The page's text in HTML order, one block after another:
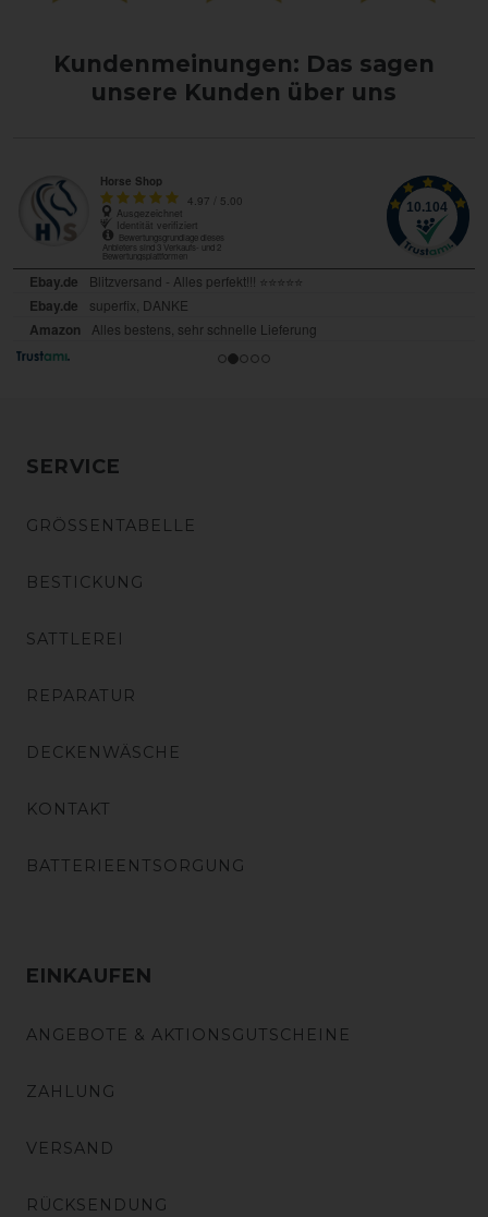
Kundenmeinungen: Das sagen
unsere Kunden über uns
SERVICE
GRÖSSENTABELLE
BESTICKUNG
SATTLEREI
REPARATUR
DECKENWÄSCHE
KONTAKT
BATTERIEENTSORGUNG
EINKAUFEN
ANGEBOTE & AKTIONSGUTSCHEINE
ZAHLUNG
VERSAND
RÜCKSENDUNG